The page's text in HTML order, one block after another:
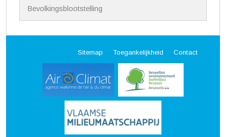
Bevolkingsblootstelling
Sitemap Toegankelijkheid Contact